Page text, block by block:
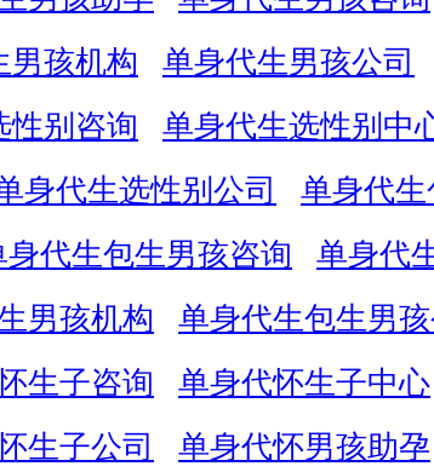
男孩机构
单身代生男孩公司
性别咨询
单身代生选性别中
身代生选性别公司
单身代
身代生包生男孩咨询
单身代
男孩机构
单身代生包生男孩
生子咨询
单身代怀生子中心
生子公司
单身代怀男孩助孕